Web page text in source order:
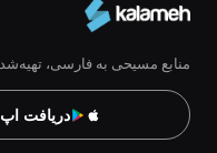
منابع مسیحی به فارسی،
دریافت اپ